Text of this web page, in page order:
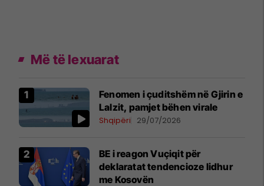
Më të lexuarat
Fenomen i çuditshëm në Gjirin e
Lalzit, pamjet bëhen virale
Shqipëri 29/07/2026
BE i reagon Vuçiqit për
deklaratat tendencioze lidhur
me Kosovën